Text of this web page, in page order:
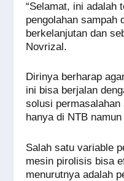
“Selamat, ini adalah
pengolahan sampah
berkelanjutan dan
Novrizal.
Dirinya berharap
ini bisa berjalan
solusi
hanya di NTB
Salah satu variable
mesin pirolisis bisa
menurutnya adalah